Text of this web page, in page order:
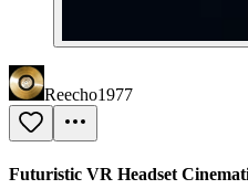
Reecho1977
Futuristic VR Headset